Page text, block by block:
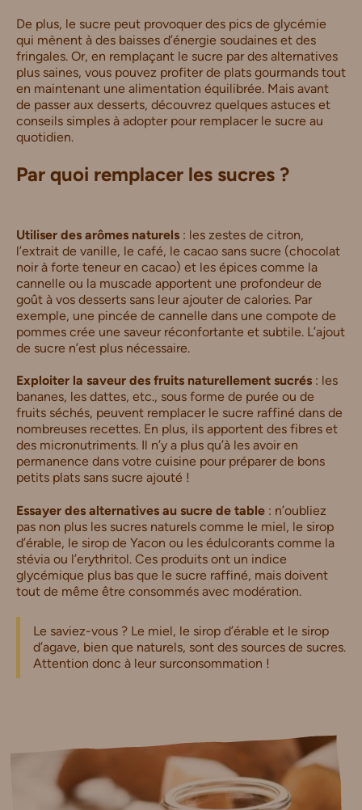
De plus, le sucre peut provoquer des pics de glycémie
qui mènent à des baisses d’énergie soudaines et des
fringales. Or, en remplaçant le sucre par des alternatives
plus saines, vous pouvez profiter de plats gourmands tout
en maintenant une alimentation équilibrée. Mais avant
de passer aux desserts, découvrez quelques astuces et
conseils simples à adopter pour remplacer le sucre au
quotidien.
Par quoi remplacer les sucres ?
Utiliser des arômes naturels : les zestes de citron,
l’extrait de vanille, le café, le cacao sans sucre (chocolat
noir à forte teneur en cacao) et les épices comme la
cannelle ou la muscade apportent une profondeur de
goût à vos desserts sans leur ajouter de calories. Par
exemple, une pincée de cannelle dans une compote de
pommes crée une saveur réconfortante et subtile. L’ajout
de sucre n’est plus nécessaire.
Exploiter la saveur des fruits naturellement sucrés : les
bananes, les dattes, etc., sous forme de purée ou de
fruits séchés, peuvent remplacer le sucre raffiné dans de
nombreuses recettes. En plus, ils apportent des fibres et
des micronutriments. Il n’y a plus qu’à les avoir en
permanence dans votre cuisine pour préparer de bons
petits plats sans sucre ajouté !
Essayer des alternatives au sucre de table : n’oubliez
pas non plus les sucres naturels comme le miel, le sirop
d’érable, le sirop de Yacon ou les édulcorants comme la
stévia ou l’erythritol. Ces produits ont un indice
glycémique plus bas que le sucre raffiné, mais doivent
tout de même être consommés avec modération.
Le saviez-vous ? Le miel, le sirop d’érable et le sirop
d’agave, bien que naturels, sont des sources de sucres.
Attention donc à leur surconsommation !